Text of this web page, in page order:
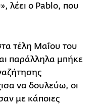
λέει ο Pablo, που
τέλη Μαΐου του
παράλληλα μπήκε
να δουλεύω, οι
με κάποιες